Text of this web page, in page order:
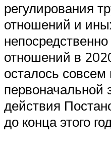
регулирования
отношений и
отношений в
осталось совсем
первоначальной
действия
до конца этого